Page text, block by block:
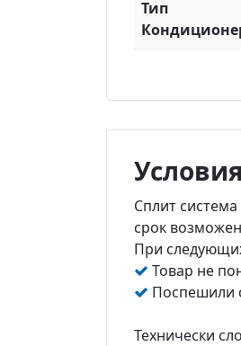
Тип
Сплит
срок
При
Товар не
Поспешили
Технически